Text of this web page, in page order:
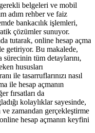
belgeleri ve mobil
adım rehber ve faiz
bankacılık işlemleri,
çözümler sunuyor.
tutarak, online hesap açma
getiriyor. Bu makalede,
tüm detaylarını,
hususları
ile tasarruflarınızı nasıl
ile hesap açmanın
fırsatları da
kolaylıklar sayesinde,
zamandan gerçekleştirme
hesap açmanın keyfini